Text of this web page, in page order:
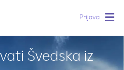
Prijava
Švedska iz